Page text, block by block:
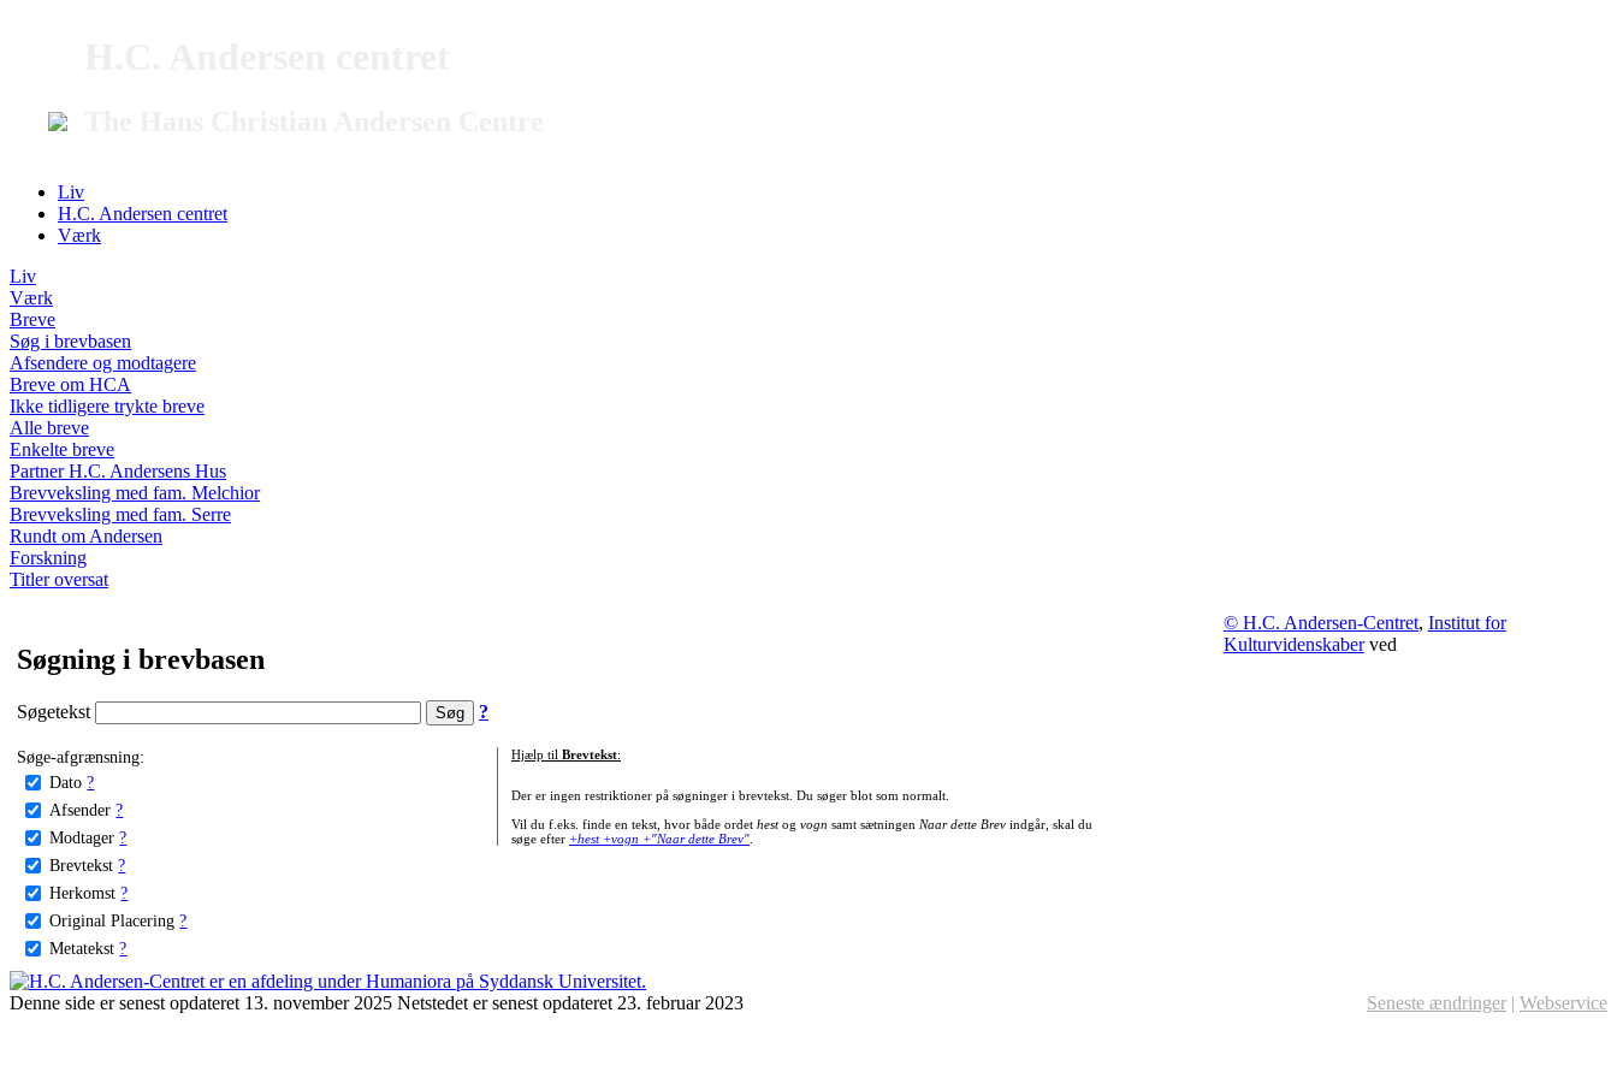
Liv
H.C. Andersen centret
Værk
Liv
Værk
Breve
Søg i brevbasen
Afsendere og modtagere
Breve om HCA
Ikke tidligere trykte breve
Alle breve
Enkelte breve
Partner H.C. Andersens Hus
Brevveksling med fam. Melchior
Brevveksling med fam. Serre
Rundt om Andersen
Forskning
Titler oversat
Søgning i brevbasen
Søgetekst ?
Søge-afgrænsning:
Dato ?
Afsender ?
Modtager ?
Brevtekst ?
Herkomst ?
Original Placering ?
Metatekst ?
Hjælp til Brevtekst:
Der er ingen restriktioner på søgninger i brevtekst. Du søger blot som normalt.
Vil du f.eks. finde en tekst, hvor både ordet hestog vogn samt sætningen Naar dette Brevindgår, skal du
søge efter +hest +vogn +"Naar dette Brev".
© H.C. Andersen-Centret, Institut for
Kulturvidenskaberved
Denne side er senest opdateret 13. november 2025 Netstedet er senest opdateret 23. februar 2023 Seneste ændringer | Webservice